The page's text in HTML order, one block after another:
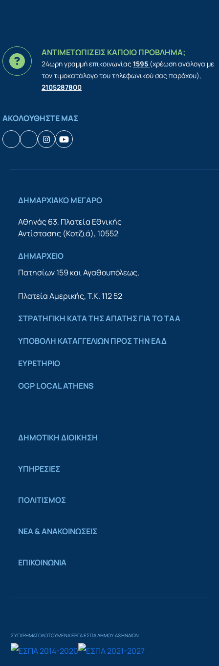
ΑΝΤΙΜΕΤΩΠΙΖΕΙΣ ΚΑΠΟΙΟ ΠΡΟΒΛΗΜΑ;
24ωρη γραμμή επικοινωνίας 1595 (χρέωση ανάλογα με
τον τιμοκατάλογο του τηλεφωνικού σας παρόχου),
2105287800
ΑΚΟΛΟΥΘΗΣΤΕ ΜΑΣ
Facebook
HouzzInstagram
YouTube
ΔΗΜΑΡΧΙΑΚΟ ΜΕΓΑΡΟ
Αθηνάς 63, Πλατεία Εθνικής
Αντίστασης (Κοτζιά), 10552
ΔΗΜΑΡΧΕΙΟ
Πατησίων 159 και Αγαθουπόλεως,
Πλατεία Αμερικής, Τ.Κ. 112 52
ΣΤΡΑΤΗΓΙΚΗ ΚΑΤΑ ΤΗΣ ΑΠΑΤΗΣ ΓΙΑ ΤΟ ΤΑΑ
YΠΟΒΟΛΗ ΚΑΤΑΓΓΕΛΙΩΝ ΠΡΟΣ ΤΗΝ ΕΑΔ
ΕΥΡΕΤΗΡΙΟ
OGP LOCAL ATHENS
ΔΗΜΟΤΙΚΗ ΔΙΟΙΚΗΣΗ
ΥΠΗΡΕΣΙΕΣ
ΠΟΛΙΤΙΣΜΟΣ
ΝΕΑ & ΑΝΑΚΟΙΝΩΣΕΙΣ
ΕΠΙΚΟΙΝΩΝΙΑ
ΣΥΓΧΡΗΜΑΤΟΔΟΤΟΥΜΕΝΑ ΕΡΓΑ ΕΣΠΑ ΔΗΜΟΥ ΑΘΗΝΑΙΩΝ